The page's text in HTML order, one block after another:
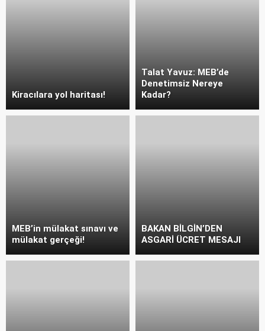
Kiracılara yol haritası!
Talat Yavuz: MEB’de
Denetimsiz Nereye
Kadar?
MEB’in mülakat sınavı ve
mülakat gerçeği!
BAKAN BİLGİN’DEN
ASGARİ ÜCRET MESAJI